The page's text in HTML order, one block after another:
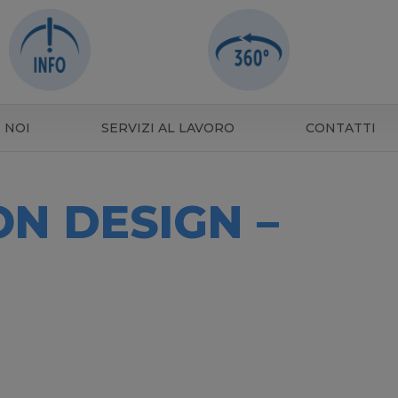
NOI SERVIZI AL LAVORO CONTATTI
DESIGN –